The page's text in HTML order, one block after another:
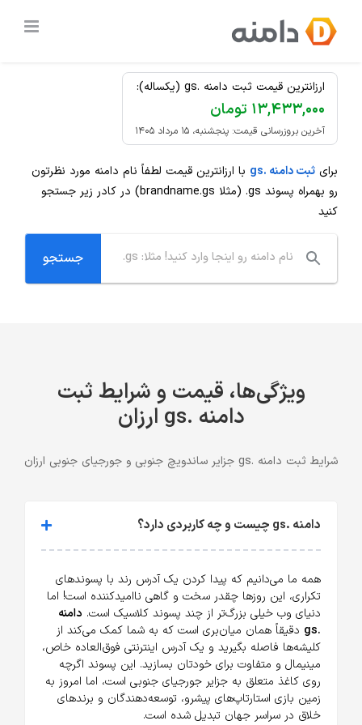
content
ثبت دامنه
ارزانترین قیمت ثبت دامنه .gs (یکساله):
۱۳,۴۳۳,۰۰۰ تومان
آخرین بروزرسانی قیمت: پنجشنبه، ۱۵ مرداد ۱۴۰۵
برای ثبت دامنه .gs
با ارزانترین قیمت لطفاً نام دامنه مورد نظرتون
رو بهمراه پسوند .gs
(مثلا brandname.gs) در کادر زیر جستجو
کنید
ویژگی‌ها، قیمت و شرایط ثبت
دامنه .gs ارزان
شرایط ثبت دامنه .gs جزایر ساندویچ جنوبی و جورجیای جنوبی ارزان
دامنه .gs چیست و چه کاربردی دارد؟
همه ما می‌دانیم که پیدا کردن یک آدرس رند با پسوندهای
تکراری، این روزها چقدر سخت و گاهی ناامیدکننده است! اما
دنیای وب خیلی بزرگ‌تر از چند پسوند کلاسیک است. دامنه
.gs
دقیقاً همان میان‌بری است که به شما کمک می‌کند از
کلیشه‌ها فاصله بگیرید و یک آدرس اینترنتی فوق‌العاده خاص،
مینیمال و متفاوت برای خودتان بسازید. این پسوند اگرچه
روی کاغذ متعلق به جزایر جورجیای جنوبی است، اما امروز به
زمین بازی استارتاپ‌های پیشرو، توسعه‌دهندگان و برندهای
خلاق در سراسر جهان تبدیل شده است.